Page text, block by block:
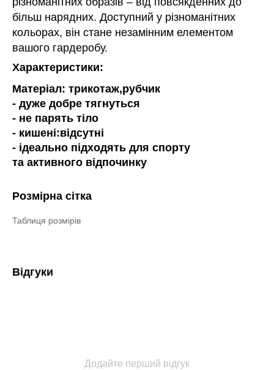
більш нарядних. Доступний у різноманітних
кольорах, він стане незамінним елементом
вашого гардеробу.
Характеристики:
Матеріал: трикотаж,рубчик
- дуже добре тягнуться
- не парять тіло
- кишені:відсутні
- ідеально підходять для спорту
та активного відпочинку
Розмірна сітка
Таблиця розмірів
Відгуки
Додайте перший відгук